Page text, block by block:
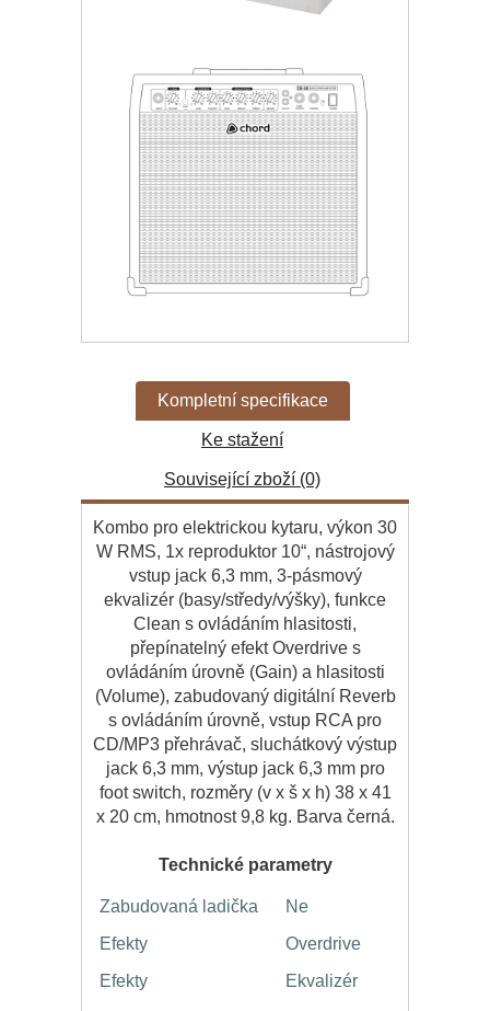
Kompletní specifikace
Ke stažení
Související zboží (0)
Kombo pro elektrickou kytaru, výkon 30
W RMS, 1x reproduktor 10“, nástrojový
vstup jack 6,3 mm, 3-pásmový
ekvalizér (basy/středy/výšky), funkce
Clean s ovládáním hlasitosti,
přepínatelný efekt Overdrive s
ovládáním úrovně (Gain) a hlasitosti
(Volume), zabudovaný digitální Reverb
s ovládáním úrovně, vstup RCA pro
CD/MP3 přehrávač, sluchátkový výstup
jack 6,3 mm, výstup jack 6,3 mm pro
foot switch, rozměry (v x š x h) 38 x 41
x 20 cm, hmotnost 9,8 kg. Barva černá.
Technické parametry
Zabudovaná ladička
Ne
Efekty
Overdrive
Efekty
Ekvalizér